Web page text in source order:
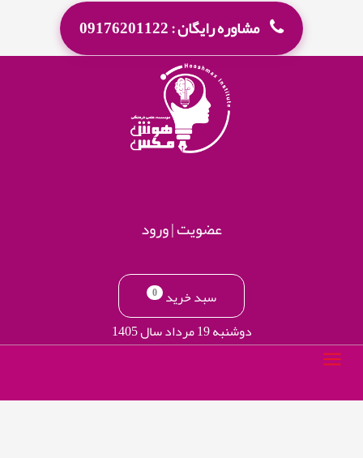
مشاوره رایگان : 09176201122
عضویت|ورود
سبد خرید 0
دوشنبه 19 مرداد سال 1405